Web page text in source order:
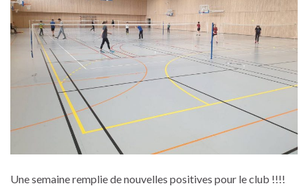
Une semaine remplie de nouvelles positives pour le club !!!!